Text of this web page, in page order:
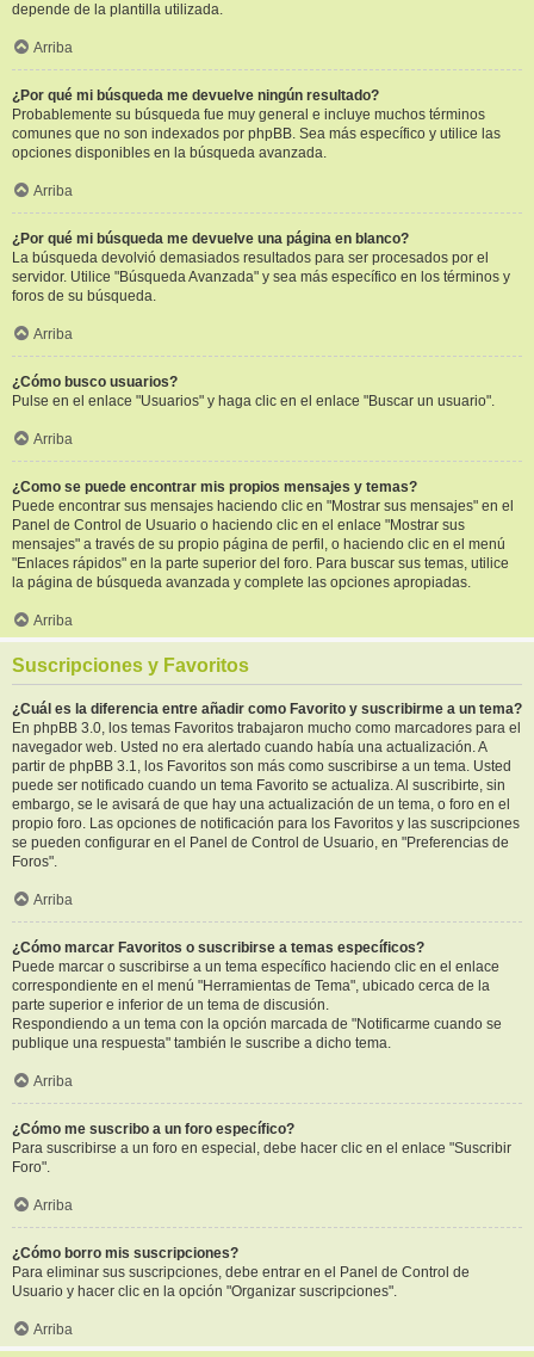
depende de la plantilla utilizada.
Arriba
¿Por qué mi búsqueda me devuelve ningún resultado?
Probablemente su búsqueda fue muy general e incluye muchos términos
comunes que no son indexados por phpBB. Sea más específico y utilice las
opciones disponibles en la búsqueda avanzada.
Arriba
¿Por qué mi búsqueda me devuelve una página en blanco?
La búsqueda devolvió demasiados resultados para ser procesados por el
servidor. Utilice "Búsqueda Avanzada" y sea más específico en los términos y
foros de su búsqueda.
Arriba
¿Cómo busco usuarios?
Pulse en el enlace "Usuarios" y haga clic en el enlace "Buscar un usuario".
Arriba
¿Como se puede encontrar mis propios mensajes y temas?
Puede encontrar sus mensajes haciendo clic en "Mostrar sus mensajes" en el
Panel de Control de Usuario o haciendo clic en el enlace "Mostrar sus
mensajes" a través de su propio página de perfil, o haciendo clic en el menú
"Enlaces rápidos" en la parte superior del foro. Para buscar sus temas, utilice
la página de búsqueda avanzada y complete las opciones apropiadas.
Arriba
Suscripciones y Favoritos
¿Cuál es la diferencia entre añadir como Favorito y suscribirme a un tema?
En phpBB 3.0, los temas Favoritos trabajaron mucho como marcadores para el
navegador web. Usted no era alertado cuando había una actualización. A
partir de phpBB 3.1, los Favoritos son más como suscribirse a un tema. Usted
puede ser notificado cuando un tema Favorito se actualiza. Al suscribirte, sin
embargo, se le avisará de que hay una actualización de un tema, o foro en el
propio foro. Las opciones de notificación para los Favoritos y las suscripciones
se pueden configurar en el Panel de Control de Usuario, en "Preferencias de
Foros".
Arriba
¿Cómo marcar Favoritos o suscribirse a temas específicos?
Puede marcar o suscribirse a un tema específico haciendo clic en el enlace
correspondiente en el menú "Herramientas de Tema", ubicado cerca de la
parte superior e inferior de un tema de discusión.
Respondiendo a un tema con la opción marcada de "Notificarme cuando se
publique una respuesta" también le suscribe a dicho tema.
Arriba
¿Cómo me suscribo a un foro específico?
Para suscribirse a un foro en especial, debe hacer clic en el enlace "Suscribir
Foro".
Arriba
¿Cómo borro mis suscripciones?
Para eliminar sus suscripciones, debe entrar en el Panel de Control de
Usuario y hacer clic en la opción "Organizar suscripciones".
Arriba